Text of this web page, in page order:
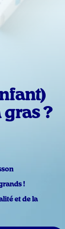
gras ?
!
et de la